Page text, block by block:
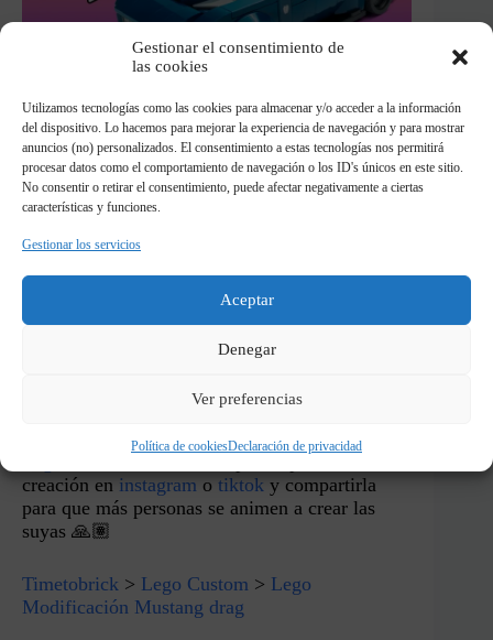
Gestionar el consentimiento de
las cookies
Utilizamos tecnologías como las cookies para almacenar y/o acceder a la información
del dispositivo. Lo hacemos para mejorar la experiencia de navegación y para mostrar
anuncios (no) personalizados. El consentimiento a estas tecnologías nos permitirá
procesar datos como el comportamiento de navegación o los ID's únicos en este sitio.
No consentir o retirar el consentimiento, puede afectar negativamente a ciertas
características y funciones.
Gestionar los servicios
Aceptar
Denegar
Ver preferencias
Política de cookiesDeclaración de privacidad
Si quieres hacer más modificaciones para
el Mustang de Lego como las puertas o
construcciones alternativas con el mismo
set, en el blog que le hemos hecho puedes
VER BLOG DARK HORSE
Comparte en mis redes sociales!
Si haces algúnMOC o cualquier Custom de
creación en instagram o tiktok y compartirla
para que más personas se animen a crear las
suyas 🙏🏽
Timetobrick > Lego Custom > Lego
Modificación Mustang drag